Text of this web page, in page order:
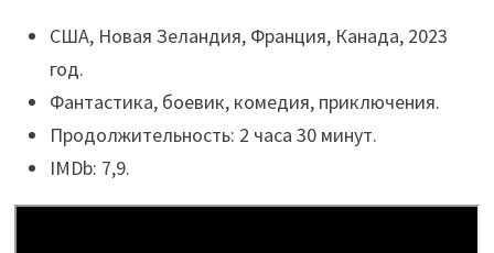
США, Новая Зеландия, Франция, Канада, 2023
год.
Фантастика, боевик, комедия, приключения.
Продолжительность: 2 часа 30 минут.
IMDb: 7,9.